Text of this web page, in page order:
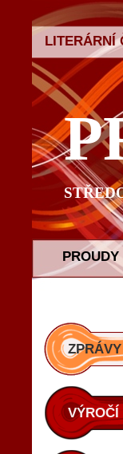
LITERÁRNÍ
PROUDY
ZPRÁVY
VÝROČÍ